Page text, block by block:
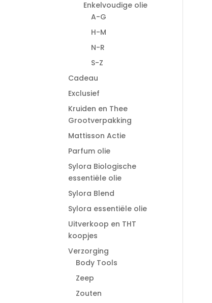
Enkelvoudige olie
A-G
H-M
N-R
S-Z
Cadeau
Exclusief
Kruiden en Thee
Grootverpakking
Mattisson Actie
Parfum olie
Sylora Biologische
essentiële olie
Sylora Blend
Sylora essentiële olie
Uitverkoop en THT
koopjes
Verzorging
Body Tools
Zeep
Zouten